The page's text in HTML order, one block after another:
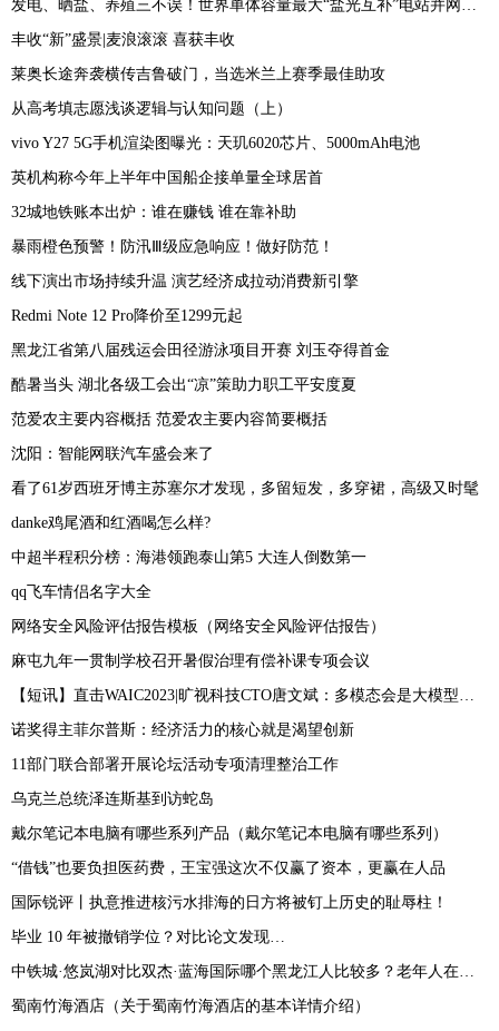
发电、晒盐、养殖三不误！世界单体容量最大“盐光互补”电站并网发电
丰收“新”盛景|麦浪滚滚 喜获丰收
莱奥长途奔袭横传吉鲁破门，当选米兰上赛季最佳助攻
从高考填志愿浅谈逻辑与认知问题（上）
vivo Y27 5G手机渲染图曝光：天玑6020芯片、5000mAh电池
英机构称今年上半年中国船企接单量全球居首
32城地铁账本出炉：谁在赚钱 谁在靠补助
暴雨橙色预警！防汛Ⅲ级应急响应！做好防范！
线下演出市场持续升温 演艺经济成拉动消费新引擎
Redmi Note 12 Pro降价至1299元起
黑龙江省第八届残运会田径游泳项目开赛 刘玉夺得首金
酷暑当头 湖北各级工会出“凉”策助力职工平安度夏
范爱农主要内容概括 范爱农主要内容简要概括
沈阳：智能网联汽车盛会来了
看了61岁西班牙博主苏塞尔才发现，多留短发，多穿裙，高级又时髦
danke鸡尾酒和红酒喝怎么样?
中超半程积分榜：海港领跑泰山第5 大连人倒数第一
qq飞车情侣名字大全
网络安全风险评估报告模板（网络安全风险评估报告）
麻屯九年一贯制学校召开暑假治理有偿补课专项会议
【短讯】直击WAIC2023|旷视科技CTO唐文斌：多模态会是大模型的未来
诺奖得主菲尔普斯：经济活力的核心就是渴望创新
11部门联合部署开展论坛活动专项清理整治工作
乌克兰总统泽连斯基到访蛇岛
戴尔笔记本电脑有哪些系列产品（戴尔笔记本电脑有哪些系列）
“借钱”也要负担医药费，王宝强这次不仅赢了资本，更赢在人品
国际锐评丨执意推进核污水排海的日方将被钉上历史的耻辱柱！
毕业 10 年被撤销学位？对比论文发现…
中铁城·悠岚湖对比双杰·蓝海国际哪个黑龙江人比较多？老年人在三亚买房合算吗？
蜀南竹海酒店（关于蜀南竹海酒店的基本详情介绍）